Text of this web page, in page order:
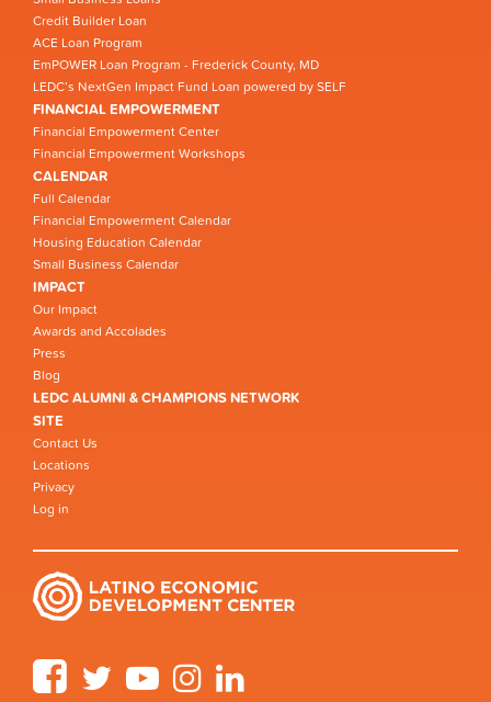
Credit Builder Loan
ACE Loan Program
EmPOWER Loan Program - Frederick County, MD
LEDC’s NextGen Impact Fund Loan powered by SELF
FINANCIAL EMPOWERMENT
Financial Empowerment Center
Financial Empowerment Workshops
CALENDAR
Full Calendar
Financial Empowerment Calendar
Housing Education Calendar
Small Business Calendar
IMPACT
Our Impact
Awards and Accolades
Press
Blog
LEDC ALUMNI & CHAMPIONS NETWORK
SITE
Contact Us
Locations
Privacy
Log in
FacebookTwitter YouTube Instagram